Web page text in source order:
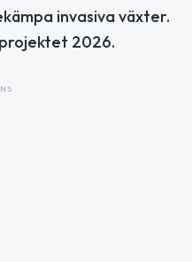
invasiva växter.
2026.